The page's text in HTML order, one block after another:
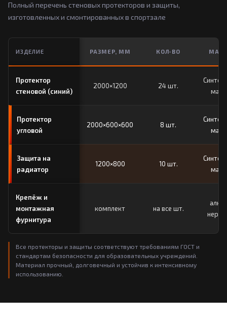
Полный перечень стеновых протекторов и защиты,
изготовленных и смонтированных в спортзале
ИЗДЕЛИЕ РАЗМЕР, ММ КОЛ-ВО
Протектор
стеновой (синий)
2000×1200 24 шт.
Протектор
угловой
2000×600×600 8 шт.
Защита на
радиатор
1200×800 10 шт.
Крепёж и
монтажная
фурнитура
комплект на все шт.
Все протекторы и защиты соответствуют требованиям ГОСТ и
стандартам безопасности для образовательных учреждений.
Материал прочный, долговечный и устойчив к интенсивному
использованию.